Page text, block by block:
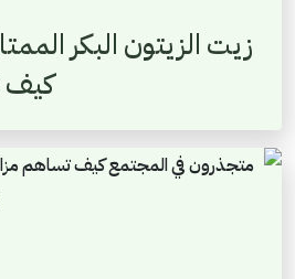
زيت الزيتون البكر
كيف